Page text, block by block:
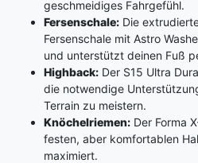
geschmeidiges Fahrgefühl.
Fersenschale: Die
Fersenschale mit Astro
und unterstützt deinen Fuß
Highback: Der S15 Ultra
die notwendige
Terrain zu meistern.
Knöchelriemen: Der Forma
festen, aber komfortablen
maximiert.